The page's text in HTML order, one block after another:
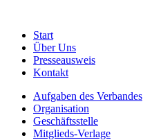
Start
Über Uns
Presseausweis
Kontakt
Aufgaben des Verbandes
Organisation
Geschäftsstelle
Mitglieds-Verlage